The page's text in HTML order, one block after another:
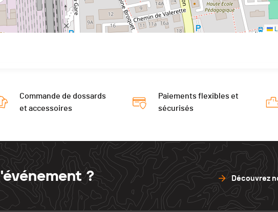
Commande de dossards
et accessoires
Paiements flexibles et
sécurisés
? Découvrez